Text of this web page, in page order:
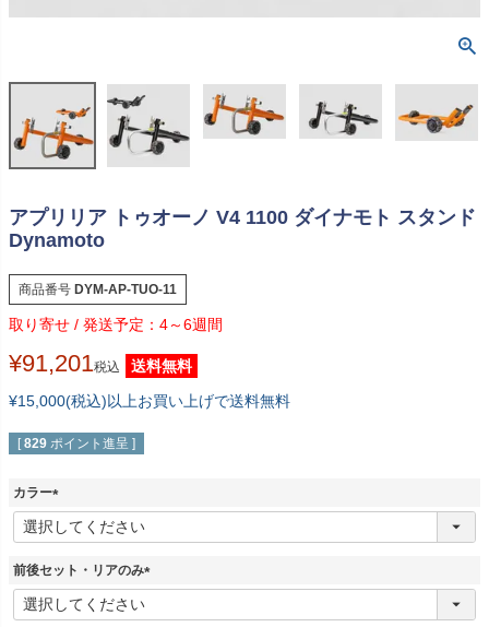
アプリリア トゥオーノ V4 1100 ダイナモト スタンド
Dynamoto
商品番号 DYM-AP-TUO-11
4～6週間
¥91,201税込
送料無料
¥15,000(税込)以上お買い上げで送料無料
[ 829 ポイント進呈 ]
カラー
(
必
)
前後セット・リアのみ
(